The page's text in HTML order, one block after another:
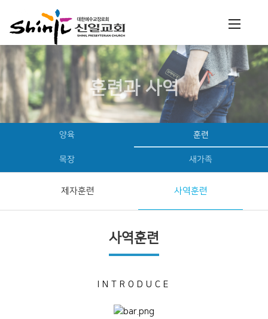
훈련과 사역
양육 훈련
목장 새가족
제자훈련 사역훈련
사역훈련
INTRODUCE